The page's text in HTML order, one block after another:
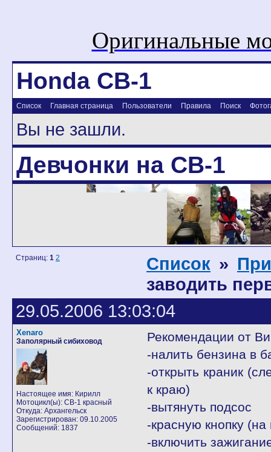
Оригинальные
Honda CB-1
Список Главная страница Пользователи Правила Поиск
Вы не зашли.
Девчонки на CB-1
Страниц: 1 2 Список »
заводить
29.05.2006 13:03:04
Xenaro
Заполярный сибиховод
Настоящее имя: Кирилл
Мотоцикл(ы): СВ-1 красный
Откуда: Архангельск
Зарегистрирован: 09.10.2005
Сообщений: 1837
Рекомендации от
-налить бензина в
-открыть краник
к краю)
-вытянуть подсос
-красную кнопку
-включить